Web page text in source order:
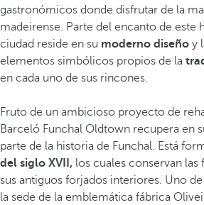
gastronómicos donde disfrutar de la
madeirense. Parte del encanto de este
ciudad reside en su moderno diseño y
elementos simbólicos propios de la
en cada uno de sus rincones.
Fruto de un ambicioso proyecto de
Barceló Funchal Oldtown recupera en
parte de la historia de Funchal. Está
del siglo XVII, los cuales conservan las
sus antiguos forjados interiores. Uno
la sede de la emblemática fábrica